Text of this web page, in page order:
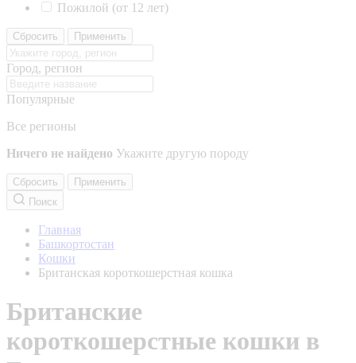
Пожилой (от 12 лет)
Сбросить Применить
Город, регион
Популярные
Все регионы
Ничего не найдено Укажите другую породу
Сбросить
Применить
Поиск
Главная
Башкортостан
Кошки
Британская короткошерстная кошка
Британские
короткошерстные кошки в